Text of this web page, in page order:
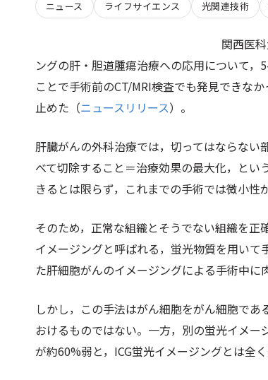
ニュース ライフサイエンス 光関連技術
関西医
ングの肝・胆道腫瘍治療への応用について
ことで手術前のCT/MRI検査でも発見できな
止めた（ニュースリリース）。
肝臓がんの外科治療では，切ってはならな
べて切除すること＝治療効果の最大化，と
きるとは限らず，これまでの手術では微小性
そのため，正常な組織とそうでない組織を
イメージングと呼ばれる，蛍光物質を用い
た肝細胞がんのイメージングによる手術中に
しかし，この手法はがん細胞をがん細胞で
おけるものではない。一方，別の蛍光イメ
が約60%弱と，ICG蛍光イメージングとは全